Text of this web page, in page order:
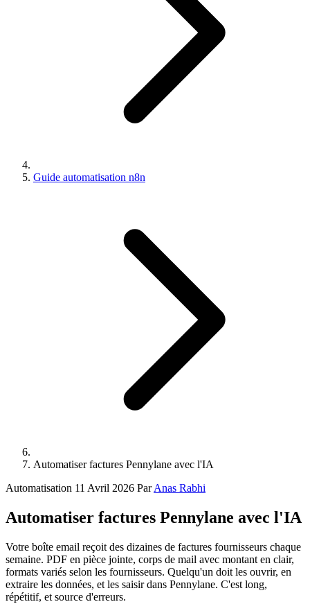
Guide automatisation n8n
Automatiser factures Pennylane avec l'IA
Automatisation 11 Avril 2026 ParAnas Rabhi
Automatiser factures Pennylane avec l'IA
Votre boîte email reçoit des dizaines de factures fournisseurs chaque
semaine. PDF en pièce jointe, corps de mail avec montant en clair,
formats variés selon les fournisseurs. Quelqu'un doit les ouvrir, en
extraire les données, et les saisir dans Pennylane. C'est long,
répétitif, et source d'erreurs.